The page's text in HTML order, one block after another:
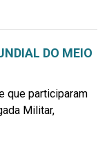
DO MEIO
que participaram
Militar,